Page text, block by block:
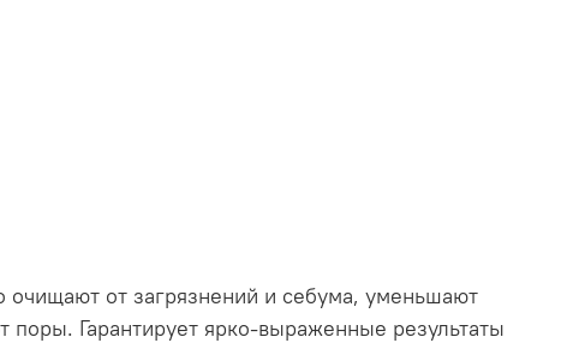
от загрязнений и себума, уменьшают
Гарантирует ярко-выраженные результаты